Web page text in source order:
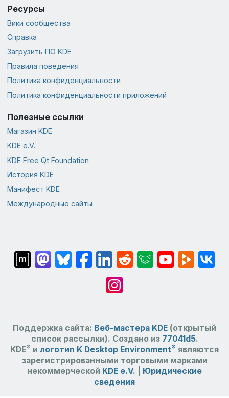
Ресурсы
Вики сообщества
Справка
Загрузить ПО KDE
Правила поведения
Политика конфиденциальности
Политика конфиденциальности приложений
Полезные ссылки
Магазин KDE
KDE e.V.
KDE Free Qt Foundation
История KDE
Манифест KDE
Международные сайты
Поддержка сайта: Веб-мастера KDE (открытый
список рассылки). Создано из 77041d5.
KDE® и логотип K Desktop Environment® являются
зарегистрированными торговыми марками
некоммерческой KDE e.V.
Юридические
сведения